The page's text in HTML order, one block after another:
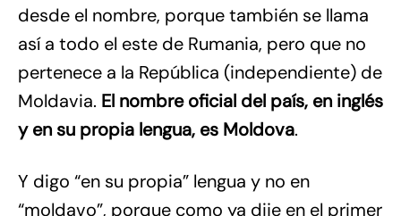
desde el nombre, porque también se llama
así a todo el este de Rumania, pero que no
pertenece a la República (independiente) de
Moldavia. El nombre oficial del país, en inglés
y en su propia lengua, es Moldova.
Y digo “en su propia” lengua y no en
“moldavo”, porque como ya dije en el primer